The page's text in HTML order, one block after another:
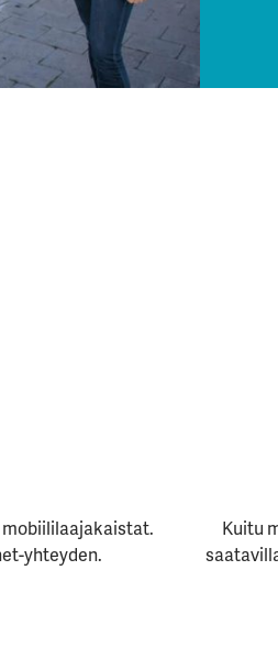
yhteyden.
Kuitu